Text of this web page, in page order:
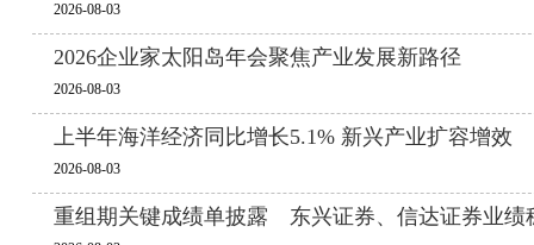
2026-08-03
2026企业家太阳岛年会聚焦产业发展新路径
2026-08-03
上半年海洋经济同比增长5.1% 新兴产业扩容增效
2026-08-03
重组期关键成绩单披露 东兴证券、信达证券业绩